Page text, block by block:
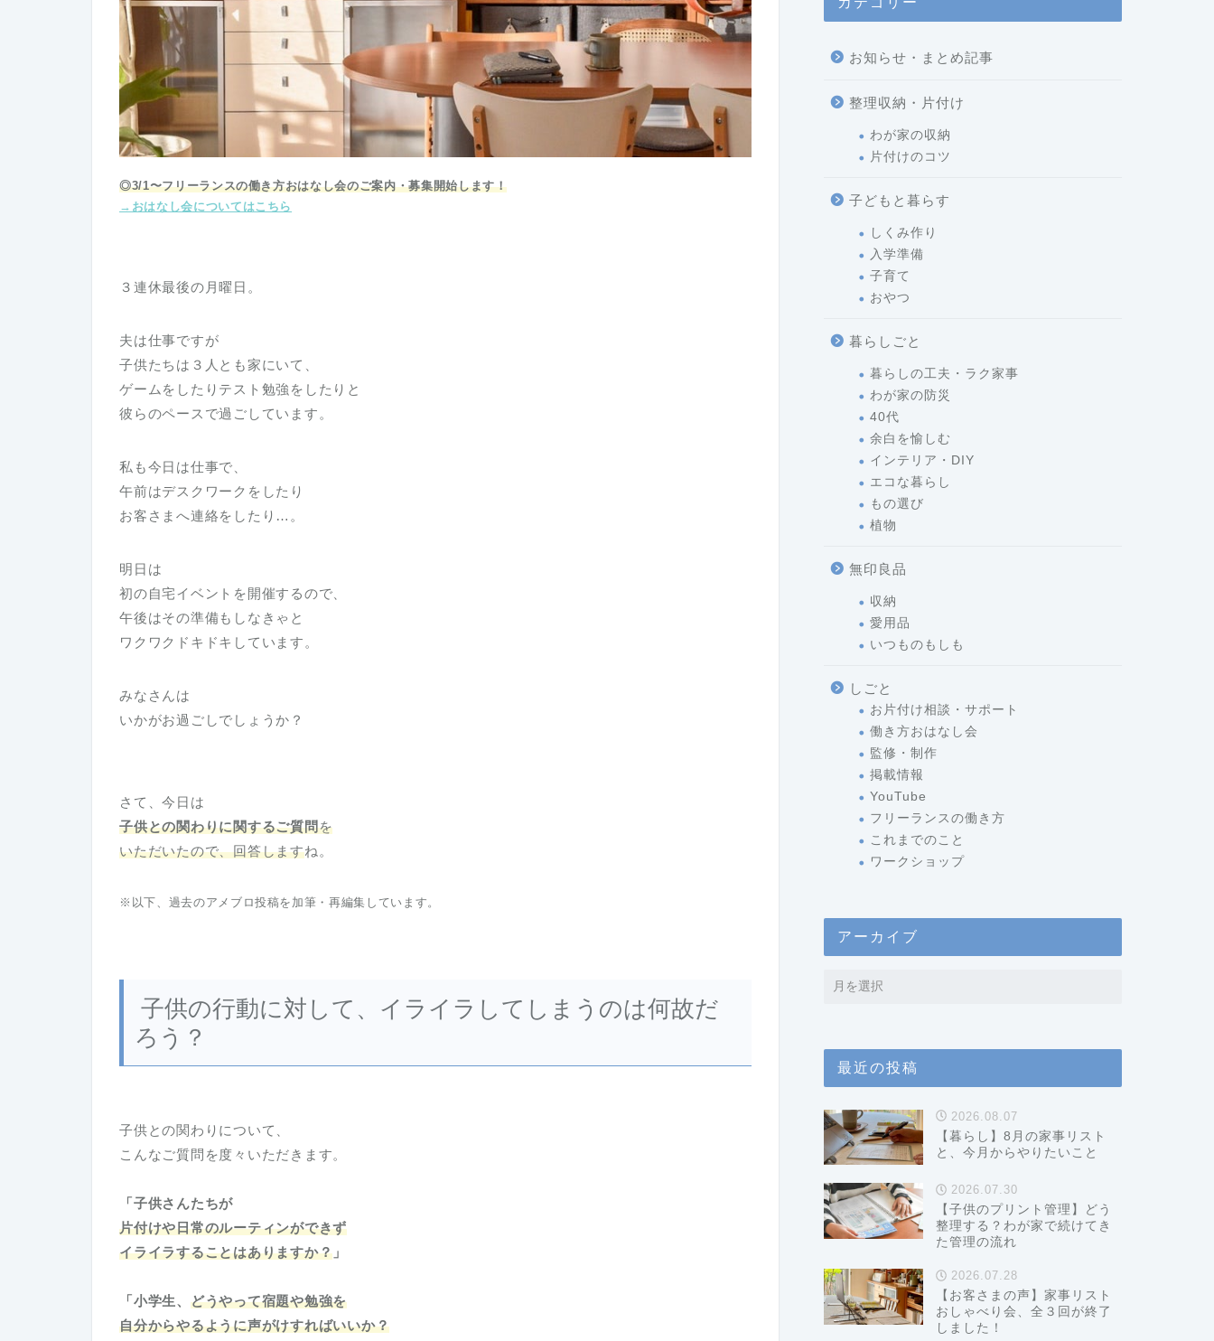
◎3/1〜フリーランスの働き方おはなし会のご案内・募集開始します！
→おはなし会についてはこちら
３連休最後の月曜日。
夫は仕事ですが
子供たちは３人とも家にいて、
ゲームをしたりテスト勉強をしたりと
彼らのペースで過ごしています。
私も今日は仕事で、
午前はデスクワークをしたり
お客さまへ連絡をしたり…。
明日は
初の自宅イベントを開催するので、
午後はその準備もしなきゃと
ワクワクドキドキしています。
みなさんは
いかがお過ごしでしょうか？
さて、今日は
子供との関わりに関するご質問を
いただいたので、回答しますね。
※以下、過去のアメブロ投稿を加筆・再編集しています。
子供の行動に対して、イライラしてしまうのは何故だ
ろう？
子供との関わりについて、
こんなご質問を度々いただきます。
「子供さんたちが
片付けや日常のルーティンができず
イライラすることはありますか？ 」
「小学生、 どうやって宿題や勉強を
自分からやるように声がけすればいいか？
お知らせ・まとめ記事
整理収納・片付け
わが家の収納
片付けのコツ
子どもと暮らす
しくみ作り
入学準備
子育て
おやつ
暮らしごと
暮らしの工夫・ラク家事
わが家の防災
40代
余白を愉しむ
インテリア・DIY
エコな暮らし
もの選び
植物
無印良品
収納
愛用品
いつものもしも
しごと
お片付け相談・サポート
働き方おはなし会
監修・制作
掲載情報
YouTube
フリーランスの働き方
これまでのこと
ワークショップ
アーカイブ
最近の投稿
2026.08.07
【暮らし】8月の家事リスト
と、今月からやりたいこと
2026.07.30
【子供のプリント管理】どう
整理する？わが家で続けてき
た管理の流れ
2026.07.28
【お客さまの声】家事リスト
おしゃべり会、全３回が終了
しました！